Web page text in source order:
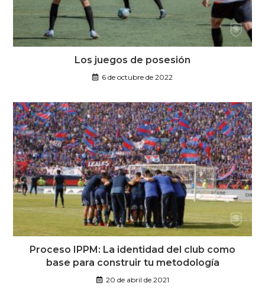
Los juegos de posesión
6 de octubre de 2022
Proceso IPPM: La identidad del club como
base para construir tu metodología
20 de abril de 2021